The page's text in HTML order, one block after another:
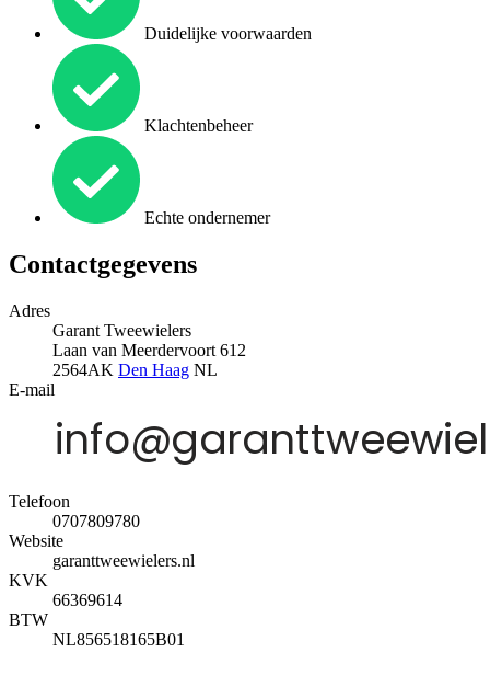
Duidelijke voorwaarden
Klachtenbeheer
Echte ondernemer
Contactgegevens
Adres
Garant Tweewielers
Laan van Meerdervoort 612
2564AK Den Haag NL
E-mail
Telefoon
0707809780
Website
garanttweewielers.nl
KVK
66369614
BTW
NL856518165B01